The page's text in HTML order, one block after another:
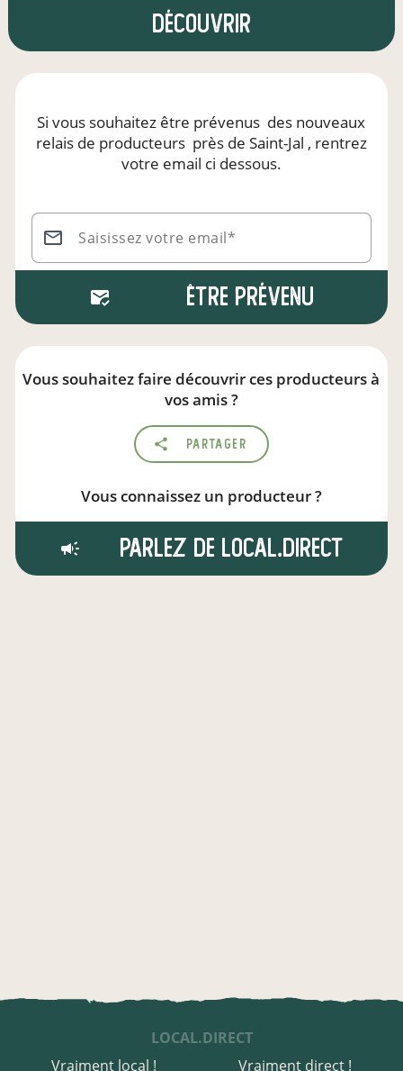
Découvrir
Si vous souhaitez être prévenus des nouveaux
relais de producteurs près de Saint-Jal , rentrez
votre email ci dessous.
Saisissez votre email*
Être prévenu
Vous souhaitez faire découvrir ces producteurs à
vos amis ?
Partager
Vous connaissez un producteur ?
Parlez de local.direct
LOCAL.DIRECT
Vraiment local !
Vraiment direct !